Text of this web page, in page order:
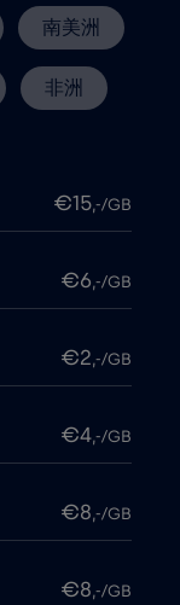
南美洲
非洲
€15,-/GB
€6,-/GB
€2,-/GB
€4,-/GB
€8,-/GB
€8,-/GB